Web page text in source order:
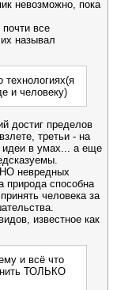
невозможно, пока
все
называл
технологиях(я
и человеку)
достиг пределов
третьи - на
идеи в умах... а еще
невредных
природа способна
человека за
известное как
и всё что
ТОЛЬКО